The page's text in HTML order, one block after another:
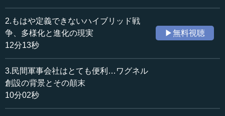
≪全文≫
●「持てるもの」ロシアの制裁への報復
他方、ロシアに制裁をかけている国というのは、必ず返
国にとってみれば、われわれは痛い思いをしているのに、
ロシアには響いていない。これはなんたることか。もうウ
クライナ支援なんてやめたほうがいいのではないかという
ことで、ウクライナ支援疲れを促進してしまうということ
2.もはや定義できないハイブリッド戦
争、多様化と進化の現実
12分13秒
▶無料視聴
3.民間軍事会社はとても便利…ワグネル
創設の背景とその顛末
10分02秒